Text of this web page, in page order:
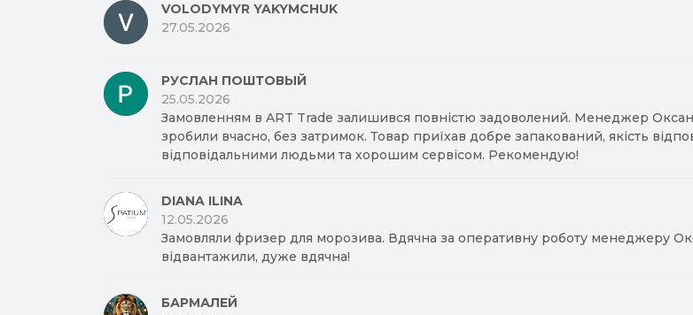
VOLODYMYR YAKYMCHUK
27.05.2026
РУСЛАН ПОШТОВЫЙ
25.05.2026
Замовленням в ART Trade залишився повністю задоволений. Менеджер
зробили вчасно, без затримок. Товар приїхав добре запакований, якість
відповідальними людьми та хорошим сервісом. Рекомендую!
DIANA ILINA
12.05.2026
Замовляли фризер для морозива. Вдячна за оперативну роботу менеджеру
відвантажили, дуже вдячна!
БАРМАЛЕЙ